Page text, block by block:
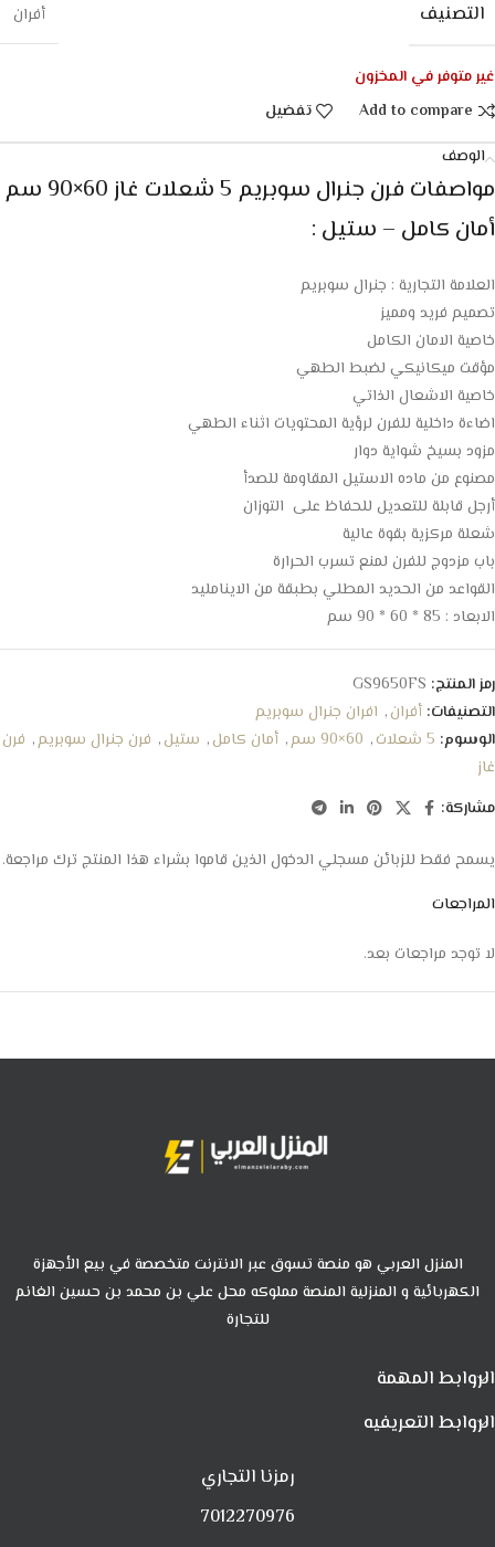
التصنيف أفران
غير متوفر في المخزون
Add to compare
تفضيل
الوصف
مواصفات فرن جنرال سوبريم 5 شعلات غاز 60×90 سم
أمان كامل – ستيل :
العلامة التجارية : جنرال سوبريم
تصميم فريد ومميز
خاصية الامان الكامل
مؤقت ميكانيكي لضبط الطهي
خاصية الاشعال الذاتي
اضاءة داخلية للفرن لرؤية المحتويات اثناء الطهي
مزود بسيخ شواية دوار
مصنوع من ماده الاستيل المقاومة للصدأ
أرجل قابلة للتعديل للحفاظ على التوزان
شعلة مركزية بقوة عالية
باب مزدوج للفرن لمنع تسرب الحرارة
القواعد من الحديد المطلي بطبقة من الاينامليد
الابعاد : 85 * 60 * 90 سم
رمز المنتج: GS9650FS
التصنيفات: أفران, افران جنرال سوبريم
الوسوم: 5 شعلات , 60×90 سم , أمان كامل, ستيل, فرن جنرال سوبريم, فرن
غاز
مشاركة:
المراجعات
لا توجد مراجعات بعد.
يسمح فقط للزبائن مسجلي الدخول الذين قاموا بشراء هذا المنتج ترك مراجعة.
المنزل العربي هو منصة تسوق عبر الانترنت متخصصة في بيع الأجهزة
الكهربائية و المنزلية المنصة مملوكه محل علي بن محمد بن حسين الغانم
للتجارة
الروابط المهمة
الروابط التعريفيه
رمزنا التجاري
7012270976